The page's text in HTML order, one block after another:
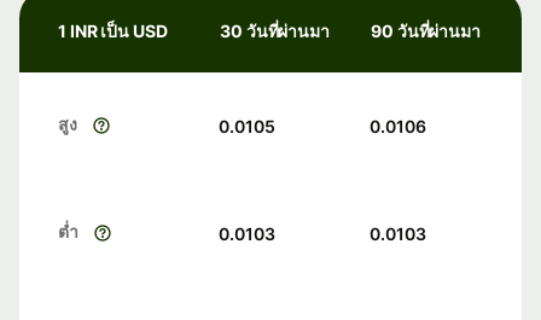
1 INR เป็น USD 30 วันที่ผ่านมา 90 วันที่ผ่านมา
สูง 0.0105 0.0106
ต่ำ 0.0103 0.0103